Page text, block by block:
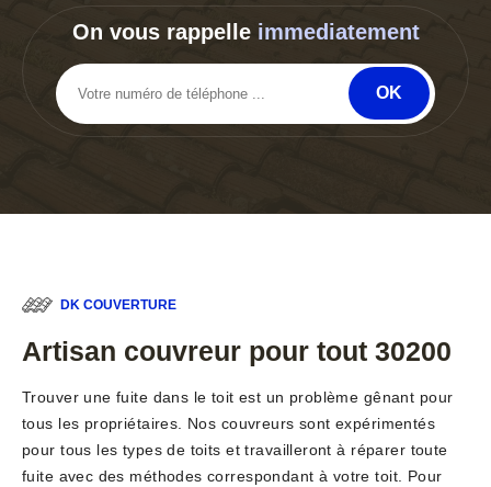
On vous rappelle immediatement
DK COUVERTURE
Artisan couvreur pour tout 30200
Trouver une fuite dans le toit est un problème gênant pour
tous les propriétaires. Nos couvreurs sont expérimentés
pour tous les types de toits et travailleront à réparer toute
fuite avec des méthodes correspondant à votre toit. Pour